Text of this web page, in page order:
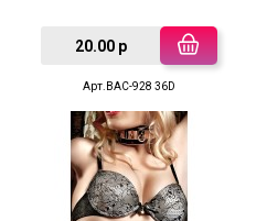
20.00 р
Арт.BAC-928 36D